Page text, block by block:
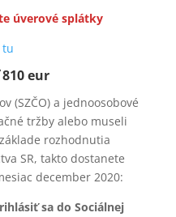
úverové splátky
tu
eur
(SZČO) a jednoosobové
tržby alebo museli
rozhodnutia
SR, takto dostanete
december 2020:
sa do Sociálnej